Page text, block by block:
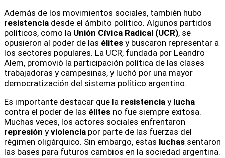
Además de los movimientos sociales, también hubo
resistencia desde el ámbito político. Algunos partidos
políticos, como la Unión Cívica Radical (UCR), se
opusieron al poder de las élites y buscaron representar a
los sectores populares. La UCR, fundada por Leandro
Alem, promovió la participación política de las clases
trabajadoras y campesinas, y luchó por una mayor
democratización del sistema político argentino.
Es importante destacar que la resistencia y lucha
contra el poder de las élites no fue siempre exitosa.
Muchas veces, los actores sociales enfrentaron
represión y violencia por parte de las fuerzas del
régimen oligárquico. Sin embargo, estas luchas sentaron
las bases para futuros cambios en la sociedad argentina.